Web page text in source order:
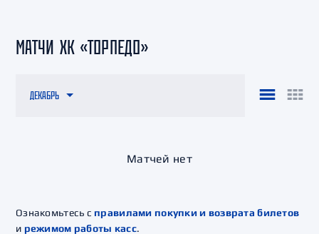
МАТЧИ ХК «ТОРПЕДО»
ДЕКАБРЬ
Матчей нет
Ознакомьтесь справилами покупки и возврата билетов
и режимом работы касс.